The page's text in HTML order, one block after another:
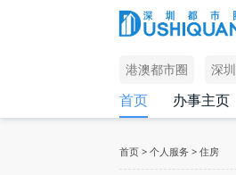
港澳都市圈 深
首页 办事主页
首页 > 个人服务 > 住房